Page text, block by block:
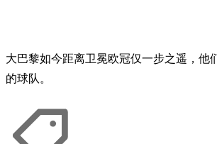
大巴黎如今距离卫冕欧冠仅一步之遥，他
的球队。